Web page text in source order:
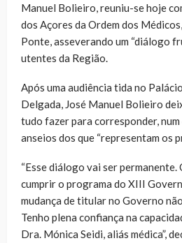
Manuel Bolieiro, reuniu-se hoje
dos Açores da Ordem dos
Ponte, asseverando um “diálogo
utentes da Região.
Após uma audiência tida no
Delgada, José Manuel Bolieiro
tudo fazer para corresponder,
anseios dos que “representam os
“Esse diálogo vai ser permanente.
cumprir o programa do XIII
mudança de titular no Governo
Tenho plena confiança na
Dra. Mónica Seidi, aliás médica”,